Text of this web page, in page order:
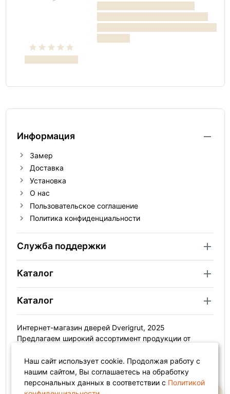
Информация
Замер
Доставка
Установка
О нас
Пользовательское соглашение
Политика конфиденциальности
Служба поддержки
Каталог
Каталог
Интернет-магазин дверей Dverigrut, 2025
Предлагаем широкий ассортимент продукции от
подобрать и приобрести стильную современную или
классическую модель, идеально подходящую для
квартиры и другого помещения. Качественные двери
с натуральным покрытием, которые можно купить с
Наш сайт использует cookie. Продолжая работу с
нашим сайтом, Вы соглашаетесь на обработку
персональных данных в соответствии с Политикой